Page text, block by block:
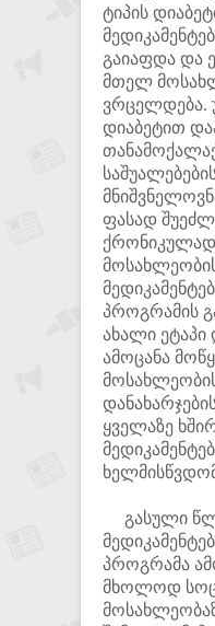
ტიპის
გაიაფდა და
მთელ
ვრცელდება.
დიაბეტით
ფასად
პროგრამის
ახალი
ამოცანა
ყველაზე
გასული
პროგრამა
მხოლოდ